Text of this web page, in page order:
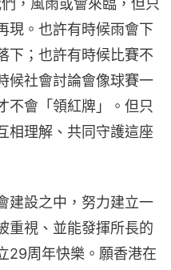
，風雨或會來臨，但只
現。也許有時候雨會下
下；也許有時候比賽不
候社會討論會像球賽一
不會「領紅牌」。但只
相理解、共同守護這座
建設之中，努力建立一
重視、並能發揮所長的
29周年快樂。願香港在